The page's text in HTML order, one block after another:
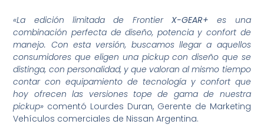
«La edición limitada de Frontier X-GEAR+ es una
combinación perfecta de diseño, potencia y confort de
manejo. Con esta versión, buscamos llegar a aquellos
consumidores que eligen una pickup con diseño que se
distinga, con personalidad, y que valoran al mismo tiempo
contar con equipamiento de tecnología y confort que
hoy ofrecen las versiones tope de gama de nuestra
pickup» comentó Lourdes Duran, Gerente de Marketing
Vehículos comerciales de Nissan Argentina.